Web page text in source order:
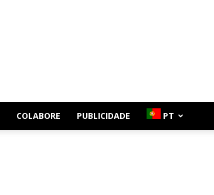
COLABORE PUBLICIDADE PT